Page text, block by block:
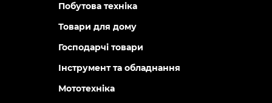
Побутова техніка
Товари для дому
Господарчі товари
Інструмент та обладнання
Мототехніка